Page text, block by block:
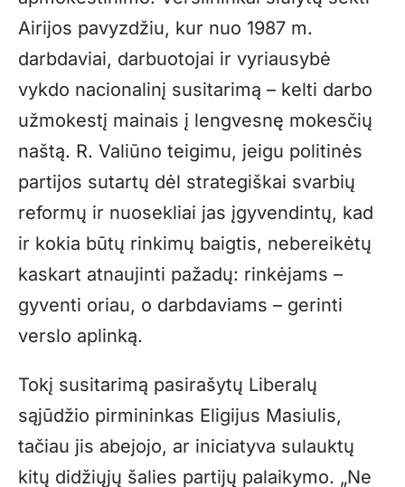
Airijos pavyzdžiu, kur nuo 1987 m.
darbdaviai, darbuotojai ir vyriausybė
vykdo nacionalinį susitarimą – kelti darbo
užmokestį mainais į lengvesnę mokesčių
naštą. R. Valiūno teigimu, jeigu politinės
partijos sutartų dėl strategiškai svarbių
reformų ir nuosekliai jas įgyvendintų, kad
ir kokia būtų rinkimų baigtis, nebereikėtų
kaskart atnaujinti pažadų: rinkėjams –
gyventi oriau, o darbdaviams – gerinti
verslo aplinką.
Tokį susitarimą pasirašytų Liberalų
sąjūdžio pirmininkas Eligijus Masiulis,
tačiau jis abejojo, ar iniciatyva sulauktų
kitų didžiųjų šalies partijų palaikymo. „Ne